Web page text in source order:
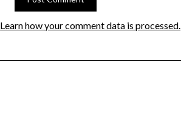
Learn how your comment data is processed.